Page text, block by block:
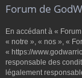
ci s
Forum de
En accédant à «
« notre », « nos », «
« https://
responsable des
légalement